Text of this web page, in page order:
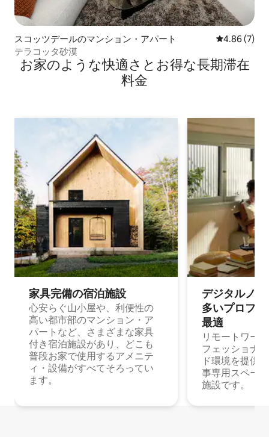
スコッツデールのマンション・アパート レビュー7
4.86 (7)
テラコッタ砂漠
お家のような快⁠適⁠さ⁠とお⁠得⁠な長⁠期⁠滞⁠在
料⁠金
家具完備の宿⁠泊⁠施⁠設
心安らぐ山小屋や、利便性の
高い都市部のマンション・ア
パートなど、さまざまな家具
付き宿泊施設があり、どこも
普段お家で使用するアメニテ
ィ・設備がすべてそろってい
ます。
デジタルノ
多⁠いプ⁠ロ⁠フ⁠
最⁠適
リモートワー
フェッショナ
ド環境を提供
事専用スペー
施設です。